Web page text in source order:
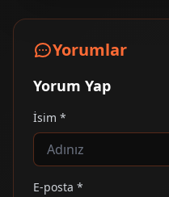
Yorumlar
Yorum Yap
İsim *
E-posta *